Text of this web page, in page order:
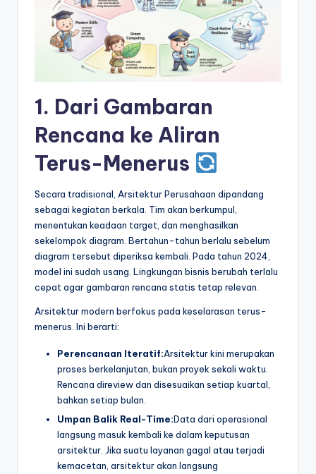
U
p
d
1. Dari Gambaran
Rencana ke Aliran
Terus-Menerus
Secara tradisional, Arsitektur Perusahaan dipandang
sebagai kegiatan berkala. Tim akan berkumpul,
menentukan keadaan target, dan menghasilkan
sekelompok diagram. Bertahun-tahun berlalu sebelum
diagram tersebut diperiksa kembali. Pada tahun 2024,
model ini sudah usang. Lingkungan bisnis berubah terlalu
cepat agar gambaran rencana statis tetap relevan.
Arsitektur modern berfokus pada keselarasan terus-
menerus. Ini berarti:
Perencanaan Iteratif:Arsitektur kini merupakan
proses berkelanjutan, bukan proyek sekali waktu.
Rencana direview dan disesuaikan setiap kuartal,
bahkan setiap bulan.
Umpan Balik Real-Time:Data dari operasional
langsung masuk kembali ke dalam keputusan
arsitektur. Jika suatu layanan gagal atau terjadi
kemacetan, arsitektur akan langsung